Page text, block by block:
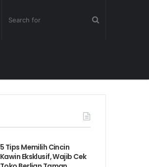
5 Tips Memilih Cincin
Kawin Eksklusif, Wajib Cek